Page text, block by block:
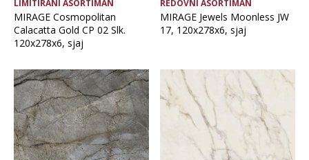
LIMITIRANI ASORTIMAN
MIRAGE Cosmopolitan
Calacatta Gold CP 02 Slk.
120x278x6, sjaj
REDOVNI ASORTIMAN
MIRAGE Jewels Moonless JW
17, 120x278x6, sjaj